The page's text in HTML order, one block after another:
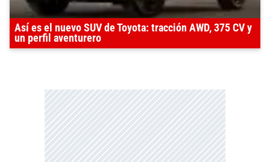
Así es el nuevo SUV de Toyota: tracción AWD, 375 CV y
un perfil aventurero